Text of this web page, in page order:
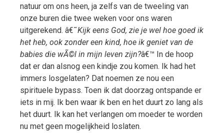
natuur om ons heen, ja zelfs van de tweeling van
onze buren die twee weken voor ons waren
uitgerekend. â€˜Kijk eens God, zie je wel hoe goed ik
het heb, ook zonder een kind, hoe ik geniet van de
babies die wÃ©l in mijn leven zijn?â€™ In de hoop
dat er dan alsnog een kindje zou komen. Ik had het
immers losgelaten? Dat noemen ze nou een
spirituele bypass. Toen ik dat doorzag ontspande er
iets in mij. Ik ben waar ik ben en het duurt zo lang als
het duurt. Ik kan het verlangen om moeder te worden
nu met geen mogelijkheid loslaten.